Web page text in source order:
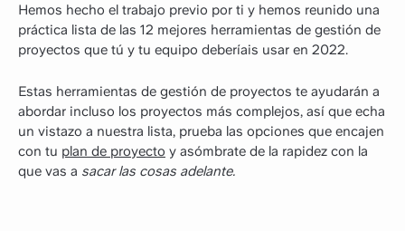
Hemos hecho el trabajo previo por ti y hemos reunido una
práctica lista de las 12 mejores herramientas de gestión de
proyectos que tú y tu equipo deberíais usar en 2022.
Estas herramientas de gestión de proyectos te ayudarán a
abordar incluso los proyectos más complejos, así que echa
un vistazo a nuestra lista, prueba las opciones que encajen
con tu plan de proyecto y asómbrate de la rapidez con la
que vas a sacar las cosas adelante.